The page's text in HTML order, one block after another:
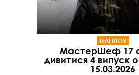
ТЕЛЕШОУ
МастерШеф 17
дивитися 4 випуск
15.03.2026